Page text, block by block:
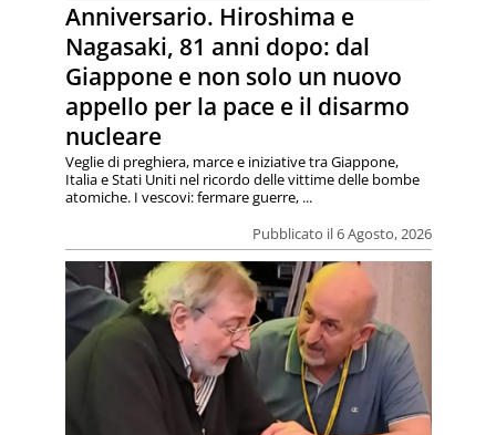
Anniversario. Hiroshima e
Nagasaki, 81 anni dopo: dal
Giappone e non solo un nuovo
appello per la pace e il disarmo
nucleare
Pubblicato il 6 Agosto, 2026
Veglie di preghiera, marce e iniziative tra Giappone,
Italia e Stati Uniti nel ricordo delle vittime delle bombe
atomiche. I vescovi: fermare guerre, ...